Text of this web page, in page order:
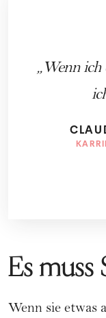
Wenn ich
Es muss
Wenn sie etwas